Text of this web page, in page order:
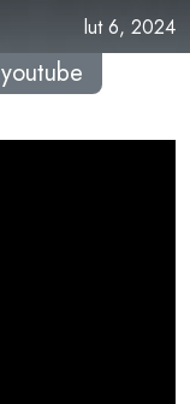
lut 6, 2024
youtube